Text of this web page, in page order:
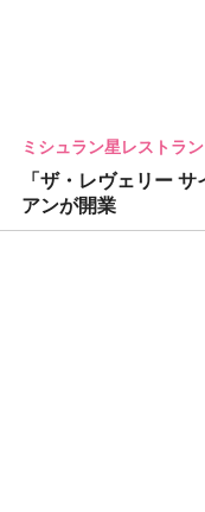
ミシュラン星レストラ
「ザ・レヴェリー
アンが開業